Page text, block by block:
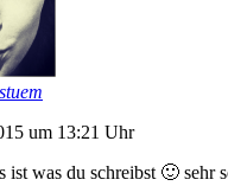
um 13:21 Uhr
ist was du schreibst 🙂 sehr